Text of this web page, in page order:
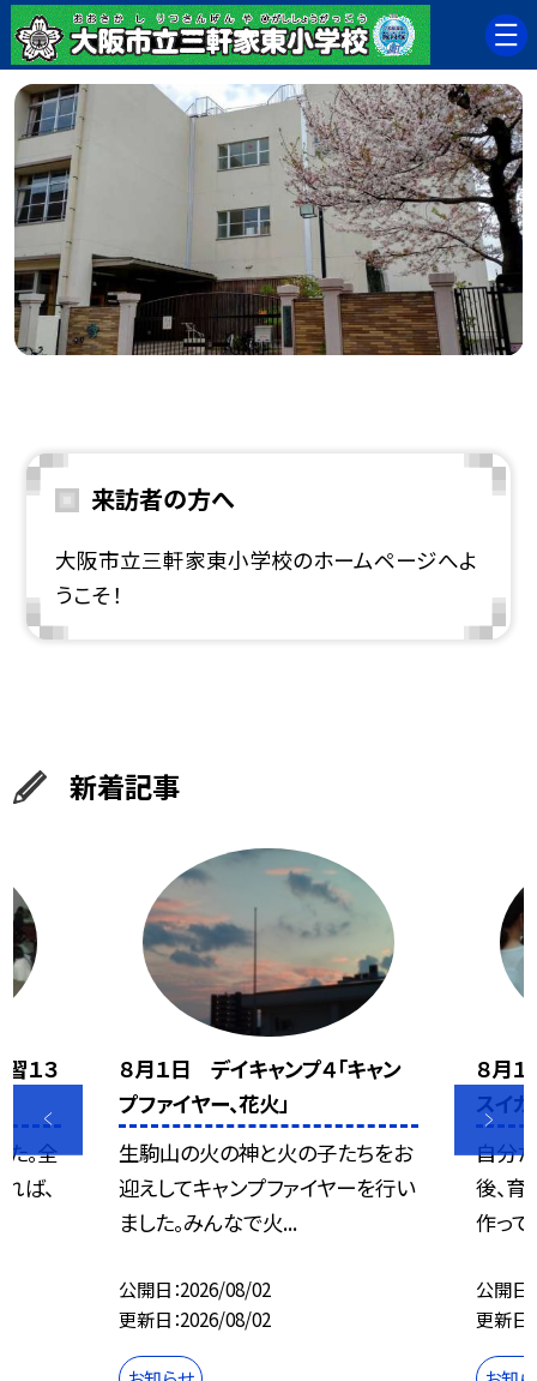
来訪者の方へ
大阪市立三軒家東小学校のホームページへよ
うこそ！
新着記事
１３
。全
ば、
８月１日 デイキャンプ４「キャン
プファイヤー、花火」
生駒山の火の神と火の子たちをお
迎えしてキャンプファイヤーを行い
ました。みんなで火...
公開日 2026/08/02
更新日 2026/08/02
８月
スイ
自分
後、
作っ
公開日
更新日